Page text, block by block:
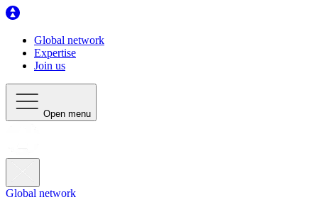
Global network
Expertise
Join us
Open menu
Global network